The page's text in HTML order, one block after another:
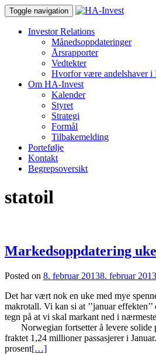
Toggle navigation
Investor Relations
Månedsoppdateringer
Årsrapporter
Vedtekter
Hvorfor være andelshaver i
Om HA-Invest
Kalender
Styret
Strategi
Formål
Tilbakemelding
Portefølje
Kontakt
Begrepsoversikt
statoil
Markedsoppdatering
Posted on 8. februar 20138. februar 2013
Det har vært nok en uke med mye
makrotall. Vi kan si at ’’januar
tegn på at vi skal markant ned i
Norwegian fortsetter å levere solide
fraktet 1,24 millioner passasjerer i
prosent[…]